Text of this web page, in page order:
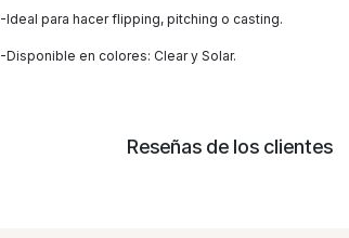
-Ideal para hacer flipping, pitching o casting.
-Disponible en colores: Clear y Solar.
Reseñas de los clientes